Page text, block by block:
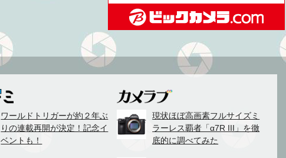
ワールドトリガーが約２年ぶ
りの連載再開が決定！記念イ
ベントも！
現状ほぼ高画素フルサイズミ
ラーレス覇者「α7R III」を徹
底的に調べてみた